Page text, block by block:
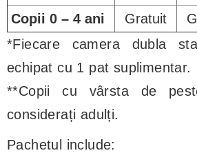
Copii 0 – 4 ani Gratuit
*Fiecare camera dubla
echipat cu 1 pat suplimentar.
**Copii cu vârsta de
considerați adulți.
Pachetul include: